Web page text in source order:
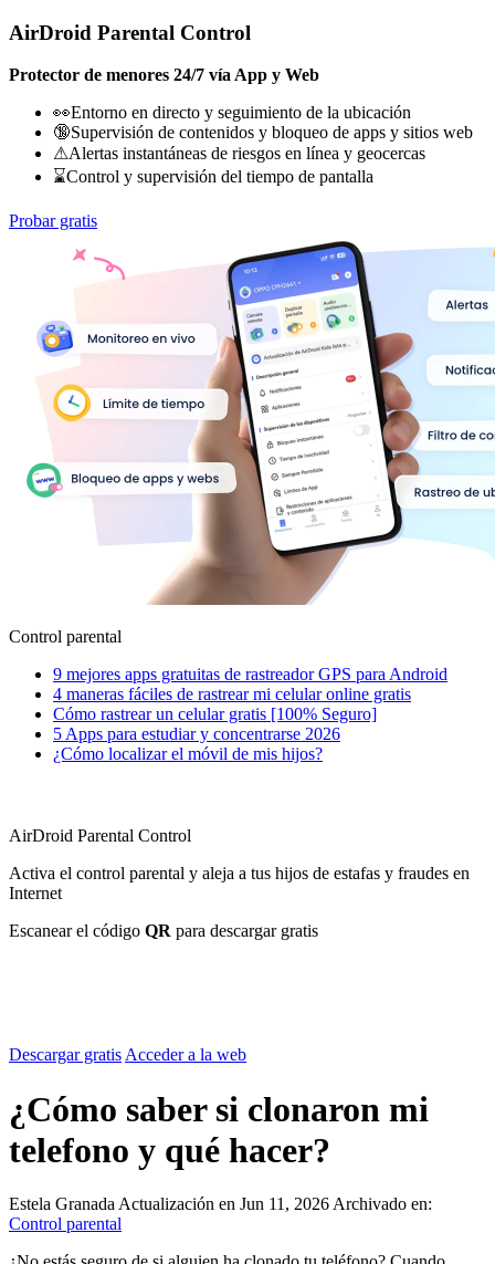
AirDroid Parental Control
Protector de menores 24/7 vía App y Web
👀Entorno en directo y seguimiento de la ubicación
🔞Supervisión de contenidos y bloqueo de apps y sitios web
⚠Alertas instantáneas de riesgos en línea y geocercas
⌛Control y supervisión del tiempo de pantalla
Probar gratis
Control parental
9 mejores apps gratuitas de rastreador GPS para Android
4 maneras fáciles de rastrear mi celular online gratis
Cómo rastrear un celular gratis [100% Seguro]
5 Apps para estudiar y concentrarse 2026
¿Cómo localizar el móvil de mis hijos?
AirDroid Parental Control
Activa el control parental y aleja a tus hijos de estafas y fraudes en
Internet
Escanear el código QR para descargar gratis
Descargar gratisAcceder a la web
¿Cómo saber si clonaron mi
telefono y qué hacer?
Estela Granada Actualización en Jun 11, 2026 Archivado en:
Control parental